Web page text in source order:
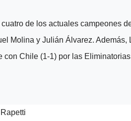
de los actuales campeones
Molina y Julián Álvarez.
con Chile (1-1) por las